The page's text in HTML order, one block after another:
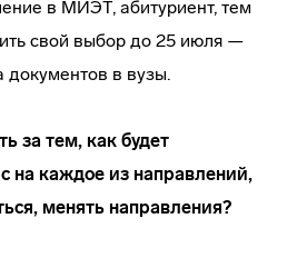
в МИЭТ, абитуриент, тем
свой выбор до 25 июля —
документов в вузы.
за тем, как будет
на каждое из направлений,
менять направления?